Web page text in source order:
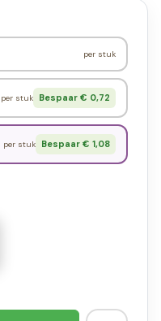
per stuk
per stuk Bespaar € 0,72
per stuk Bespaar € 1,08